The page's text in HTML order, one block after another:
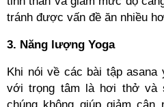
tránh được vấn đề ăn nhiều
3. Năng lượng Yoga
Khi nói về các bài tập asana
với trọng tâm là hơi thở và